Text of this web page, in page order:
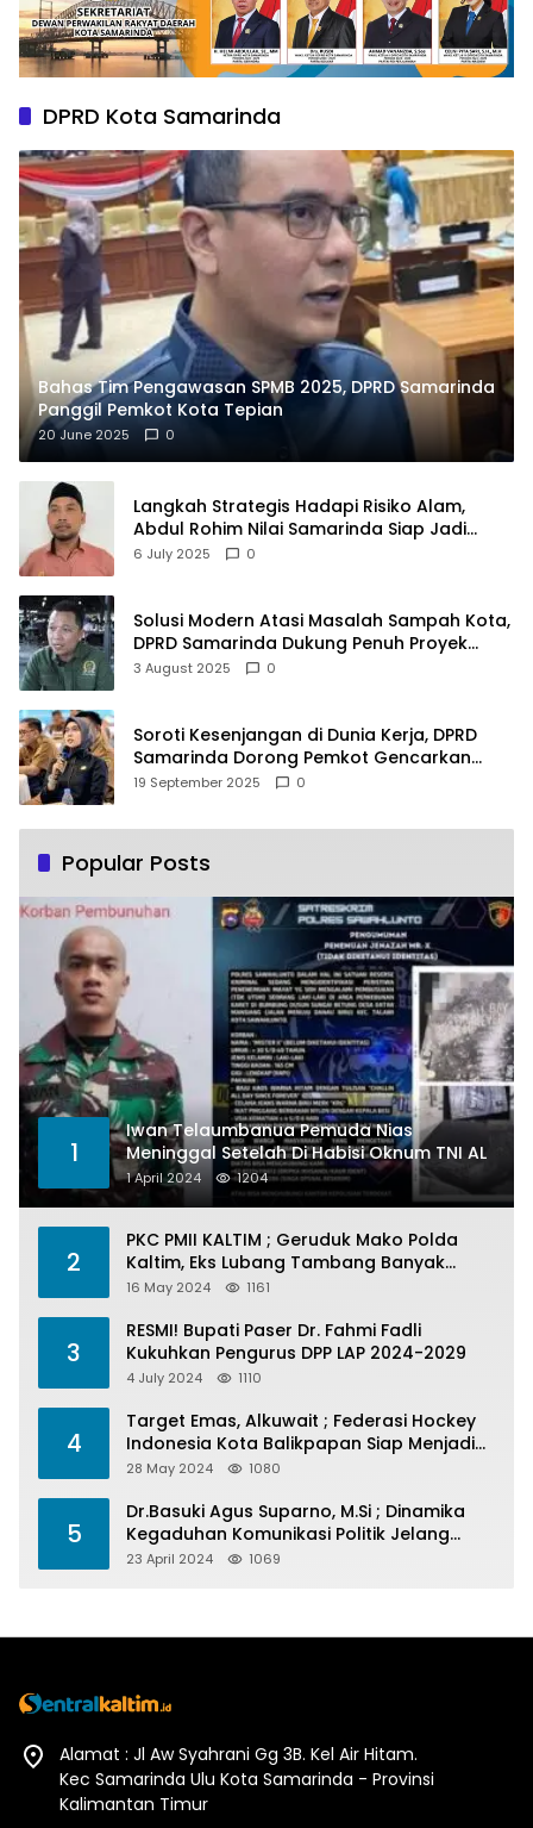
DPRD Kota Samarinda
Bahas Tim Pengawasan SPMB 2025, DPRD Samarinda
Panggil Pemkot Kota Tepian
20 June 2025 0
Langkah Strategis Hadapi Risiko Alam,
Abdul Rohim Nilai Samarinda Siap Jadi
Pusat Logistik Bencana Kalimantan
6 July 2025 0
Solusi Modern Atasi Masalah Sampah Kota,
DPRD Samarinda Dukung Penuh Proyek
PLTSA
3 August 2025 0
Soroti Kesenjangan di Dunia Kerja, DPRD
Samarinda Dorong Pemkot Gencarkan
Pemberdayaan Perempuan
19 September 2025 0
Popular Posts
1
Iwan Telaumbanua Pemuda Nias
Meninggal Setelah Di Habisi Oknum TNI AL
1 April 2024 1204
2
PKC PMII KALTIM ; Geruduk Mako Polda
Kaltim, Eks Lubang Tambang Banyak
Menelan Korban
16 May 2024 1161
3
RESMI! Bupati Paser Dr. Fahmi Fadli
Kukuhkan Pengurus DPP LAP 2024-2029
4 July 2024 1110
4
Target Emas, Alkuwait ; Federasi Hockey
Indonesia Kota Balikpapan Siap Menjadi
Barometer Prestasi Di Kaltim
28 May 2024 1080
5
Dr.Basuki Agus Suparno, M.Si ; Dinamika
Kegaduhan Komunikasi Politik Jelang
Pesta Politik 2024
23 April 2024 1069
Alamat : Jl Aw Syahrani Gg 3B. Kel Air Hitam.
Kec Samarinda Ulu Kota Samarinda - Provinsi
Kalimantan Timur